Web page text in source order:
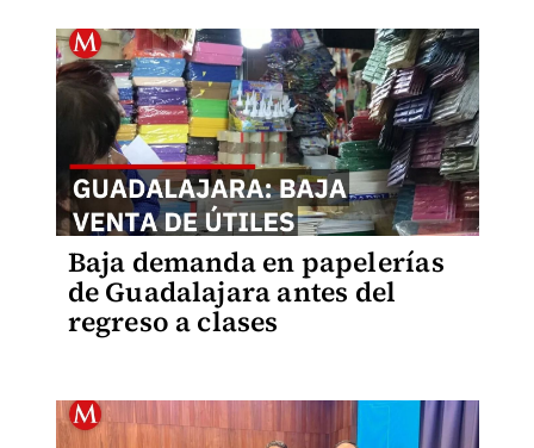
Baja demanda en papelerías
de Guadalajara antes del
regreso a clases